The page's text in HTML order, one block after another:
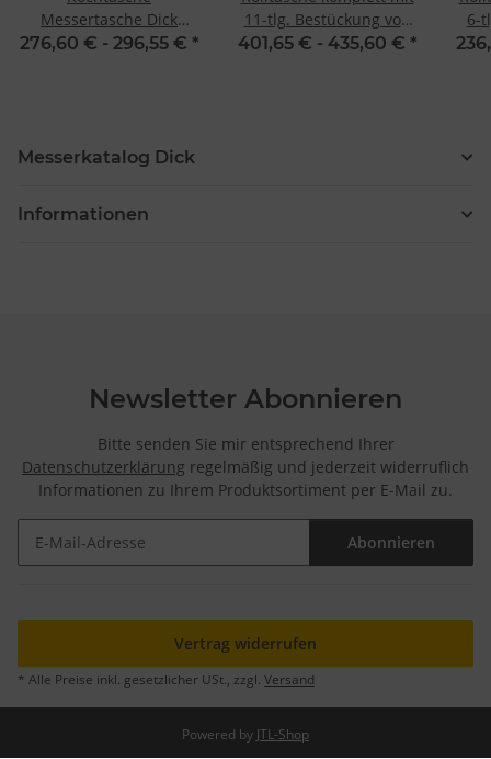
Messertasche Dick
Culinary Bag 8-teilig
276,60 € - 296,55 € *
11-tlg. Bestückung von
Dick
401,65 € - 435,60 € *
6-
Messerkatalog Dick
Informationen
Newsletter Abonnieren
Bitte senden Sie mir entsprechend Ihrer
Datenschutzerklärung regelmäßig und jederzeit widerruflich
Informationen zu Ihrem Produktsortiment per E-Mail zu.
Abonnieren
Vertrag widerrufen
* Alle Preise inkl. gesetzlicher USt., zzgl. Versand
Powered by JTL-Shop